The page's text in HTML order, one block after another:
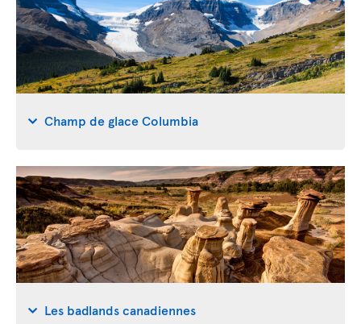
Champ de glace Columbia
Les badlands canadiennes